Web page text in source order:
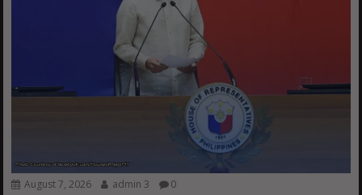
August 7, 2026 admin 3 0